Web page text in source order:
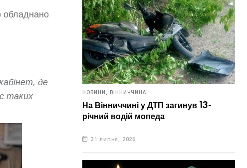
обладнано
де
таких
НОВИНИ, ВІННИЧЧИНА
На Вінниччині у ДТП загинув 13-
річний водій мопеда
31 липня, 2026